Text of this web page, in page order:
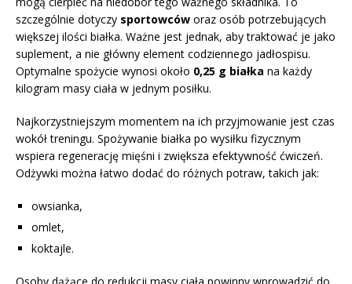
szczególnie dotyczy sportowców oraz osób potrzebujących
większej ilości białka. Ważne jest jednak, aby traktować je jako
suplement, a nie główny element codziennego jadłospisu.
Optymalne spożycie wynosi około 0,25 g białka na każdy
kilogram masy ciała w jednym posiłku.
Najkorzystniejszym momentem na ich przyjmowanie jest czas
wokół treningu. Spożywanie białka po wysiłku fizycznym
wspiera regenerację mięśni i zwiększa efektywność ćwiczeń.
Odżywki można łatwo dodać do różnych potraw, takich jak:
owsianka,
omlet,
koktajle.